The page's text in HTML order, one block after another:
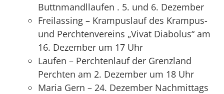
Buttnmandllaufen . 5. und 6. Dezember
Freilassing – Krampuslauf des Krampus-
und Perchtenvereins „Vivat Diabolus“ am
16. Dezember um 17 Uhr
Laufen – Perchtenlauf der Grenzland
Perchten am 2. Dezember um 18 Uhr
Maria Gern – 24. Dezember Nachmittags